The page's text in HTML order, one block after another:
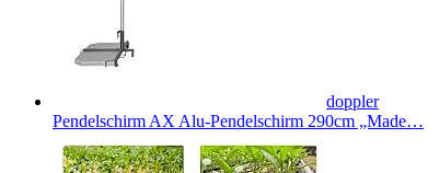
doppler
Pendelschirm AX Alu-Pendelschirm 290cm „Made…